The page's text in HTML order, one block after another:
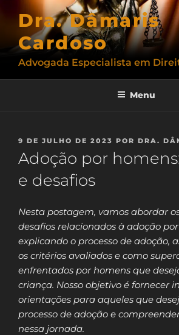
conteúdo
Dra. Dâmaris
Cardoso
Advogada Especialista em
Menu
PUBLICADO
EM
9 DE JULHO DE 2023 POR DRA.
Adoção por
e desafios
Nesta postagem, vamos abordar
desafios relacionados à adoção
explicando o processo de adoção,
os critérios avaliados e como
enfrentados por homens que
criança. Nosso objetivo é fornecer
orientações para aqueles que
processo de adoção e
nessa jornada.